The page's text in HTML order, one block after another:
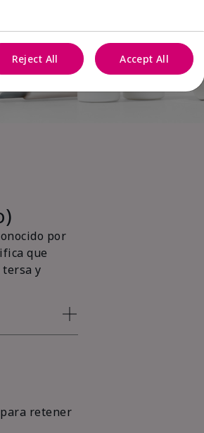
por
que
y
retener
Reject All Accept All